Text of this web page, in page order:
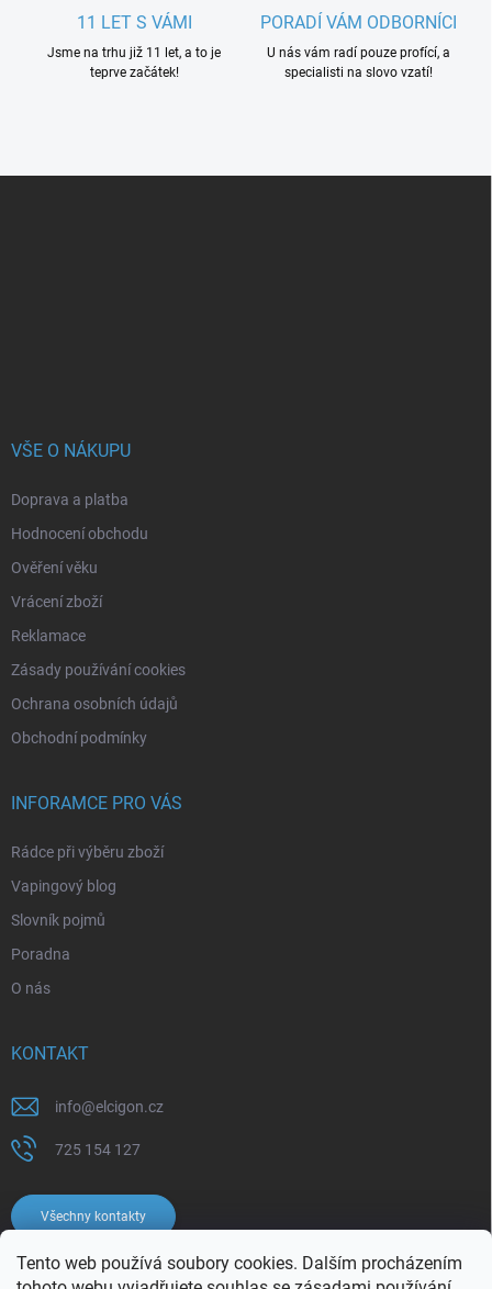
Tento web používá soubory cookies. Dalším procházením
11 LET S VÁMI
Jsme na trhu již 11 let, a to je
teprve začátek!
PORADÍ VÁM ODBORNÍCI
U nás vám radí pouze profící, a
specialisti na slovo vzatí!
VŠE O NÁKUPU
Doprava a platba
Hodnocení obchodu
Ověření věku
Vrácení zboží
Reklamace
Zásady používání cookies
Ochrana osobních údajů
Obchodní podmínky
INFORAMCE PRO VÁS
Rádce při výběru zboží
Vapingový blog
Slovník pojmů
Poradna
O nás
KONTAKT
info@elcigon.cz
725 154 127
Všechny kontakty